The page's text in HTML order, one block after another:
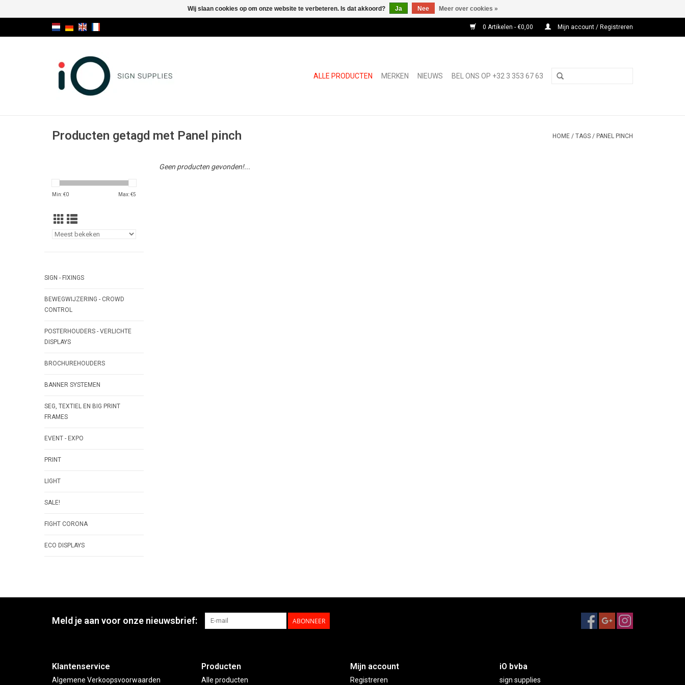
0 Artikelen - €0,00 Mijn account / Registreren
ALLE PRODUCTEN MERKEN NIEUWS BEL ONS OP +32 3 353 67 63
Producten getagd met Panel pinch HOME / TAGS / PANEL PINCH
Min: €0 Max: €5
SIGN - FIXINGS
BEWEGWIJZERING - CROWD
CONTROL
POSTERHOUDERS - VERLICHTE
DISPLAYS
BROCHUREHOUDERS
BANNER SYSTEMEN
SEG, TEXTIEL EN BIG PRINT
FRAMES
EVENT - EXPO
PRINT
LIGHT
SALE!
FIGHT CORONA
ECO DISPLAYS
Geen producten gevonden!...
Meld je aan voor onze nieuwsbrief: ABONNEER
Klantenservice
Algemene Verkoopsvoorwaarden
Producten
Alle producten
Mijn account
Registreren
iO bvba
sign supplies
Wij slaan cookies op om onze website te verbeteren. Is dat akkoord? Ja Nee Meer over cookies »